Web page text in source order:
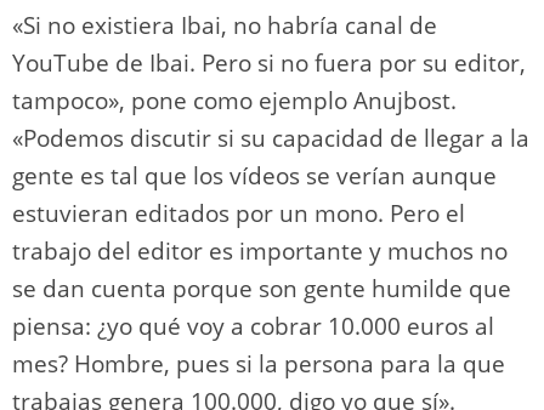
«Si no existiera Ibai, no habría canal de
YouTube de Ibai. Pero si no fuera por su editor,
tampoco», pone como ejemplo Anujbost.
«Podemos discutir si su capacidad de llegar a la
gente es tal que los vídeos se verían aunque
estuvieran editados por un mono. Pero el
trabajo del editor es importante y muchos no
se dan cuenta porque son gente humilde que
piensa: ¿yo qué voy a cobrar 10.000 euros al
mes? Hombre, pues si la persona para la que
trabajas genera 100.000, digo yo que sí».